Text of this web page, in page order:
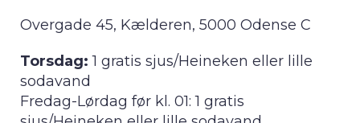
Overgade 45, Kælderen, 5000 Odense C
Torsdag: 1 gratis sjus/Heineken eller lille
sodavand
Fredag-Lørdag før kl. 01: 1 gratis